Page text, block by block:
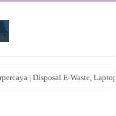
| Disposal E-Waste,